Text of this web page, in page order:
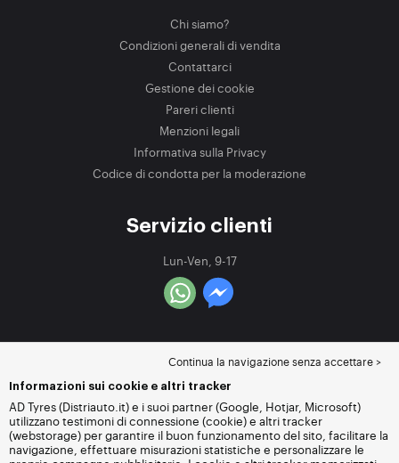
Chi siamo?
Condizioni generali di vendita
Contattarci
Gestione dei cookie
Pareri clienti
Menzioni legali
Informativa sulla Privacy
Codice di condotta per la moderazione
Servizio clienti
Lun-Ven, 9-17
Continua la navigazione senza accettare >
Informazioni sui cookie e altri tracker
AD Tyres (Distriauto.it) e i suoi partner (Google, Hotjar, Microsoft)
utilizzano testimoni di connessione (cookie) e altri tracker
(webstorage) per garantire il buon funzionamento del sito, facilitare la
navigazione, effettuare misurazioni statistiche e personalizzare le